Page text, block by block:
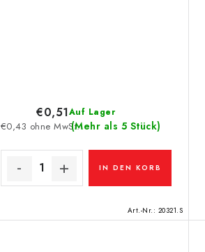
Auf Lager
(Mehr als 5 Stück)
€0,43 ohne MwSt.
€0,51
IN DEN KORB
Art.-Nr.: 20321.S